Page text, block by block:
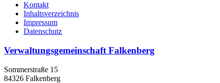
Kontakt
Inhaltsverzeichnis
Impressum
Datenschutz
Verwaltungsgemeinschaft Falkenberg
Sommerstraße 15
84326 Falkenberg